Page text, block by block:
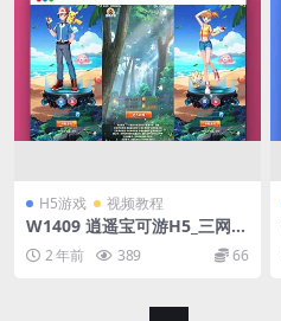
H5游戏 视频教程
W1409 逍遥宝可游H5_三网H
5逍遥宝可游H5版_WIN学习
手工服务端_通用语音视频教程
2 年前 389 66